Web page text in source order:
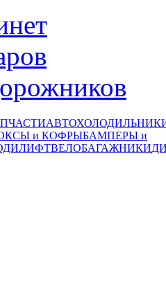
и КОФРЫБАМПЕРЫ и
ВЕЛОБАГАЖНИКИ